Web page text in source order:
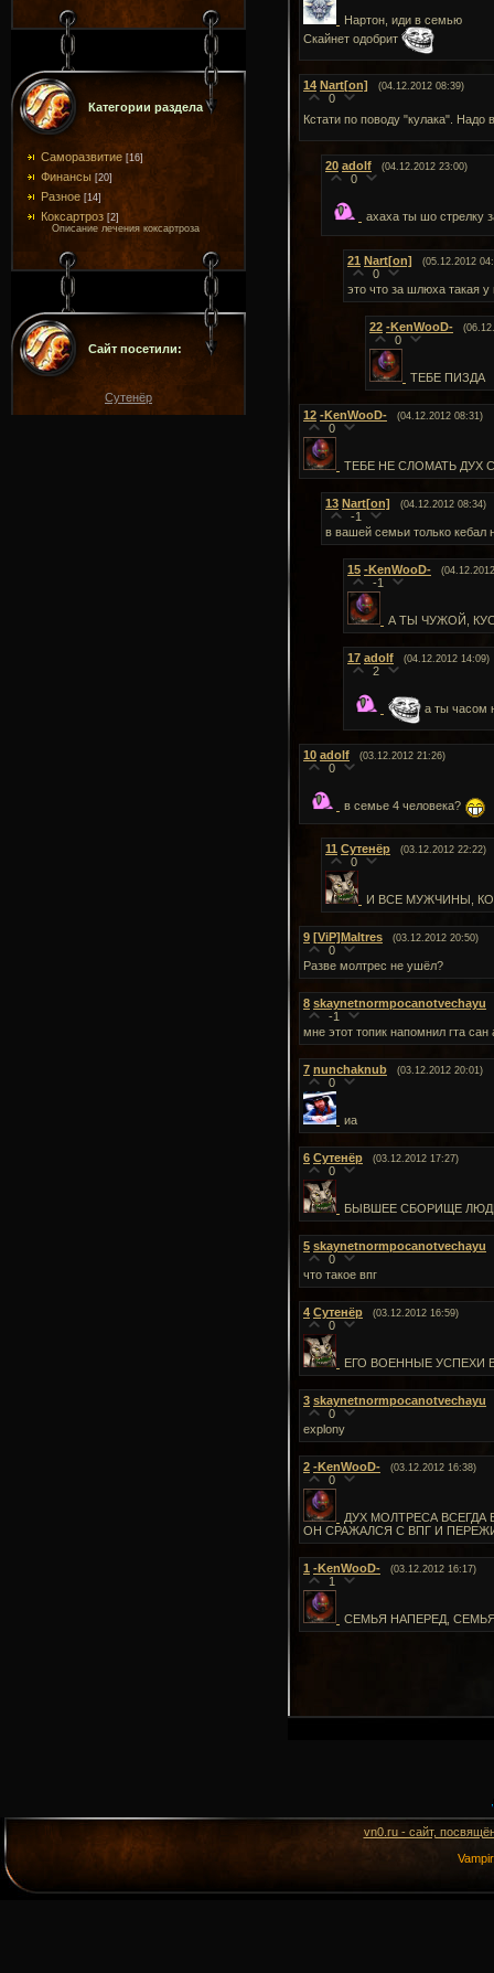
Категории раздела
Саморазвитие [16]
Финансы [20]
Разное [14]
Коксартроз [2]
Описание лечения коксартроза
Сайт посетили:
Сутенёр
Нартон, иди в семью
Скайнет одобрит
14 Nart[on] (04.12.2012 08:39)
0
Кстати по поводу "кулака". Надо
20 adolf (04.12.2012 23:00)
0
ахаха ты шо стрелку
21 Nart[on] (05.12.2012
0
это что за шлюха такая у
22 -KenWooD-
0
ТЕБЕ ПИЗДА
12 -KenWooD- (04.12.2012 08:31)
0
ТЕБЕ НЕ СЛОМАТЬ ДУХ
13 Nart[on] (04.12.2012 08:34)
-1
в вашей семьи только кебал
15 -KenWooD-
-1
А ТЫ ЧУЖОЙ,
17 adolf (04.12.2012 14:09)
2
а ты часом
10 adolf (03.12.2012 21:26)
0
в семье 4 человека?
11 Сутенёр (03.12.2012 22:22)
0
И ВСЕ МУЖЧИНЫ,
9 [ViP]Maltres (03.12.2012 20:50)
0
Разве молтрес не ушёл?
8 skaynetnormpocanotvechayu
-1
мне этот топик напомнил гта сан
7 nunchaknub (03.12.2012 20:01)
0
иа
6 Сутенёр (03.12.2012 17:27)
0
БЫВШЕЕ СБОРИЩЕ
5 skaynetnormpocanotvechayu
0
что такое впг
4 Сутенёр (03.12.2012 16:59)
0
ЕГО ВОЕННЫЕ УСПЕХИ
3 skaynetnormpocanotvechayu
0
explony
2 -KenWooD- (03.12.2012 16:38)
0
ДУХ МОЛТРЕСА ВСЕГДА
ОН СРАЖАЛСЯ С ВПГ И
1 -KenWooD- (03.12.2012 16:17)
1
СЕМЬЯ НАПЕРЕД,
vn0.ru - сайт,